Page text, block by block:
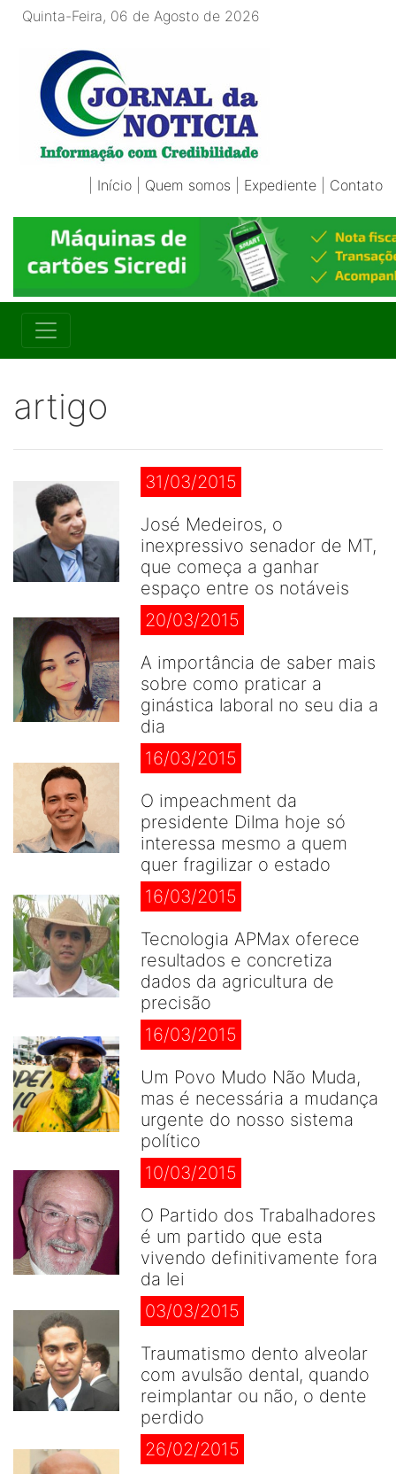
Quinta-Feira, 06 de Agosto de 2026
Início Quem somos Expediente Contato
artigo
31/03/2015
José Medeiros, o
inexpressivo senador de MT,
que começa a ganhar
espaço entre os notáveis
20/03/2015
A importância de saber mais
sobre como praticar a
ginástica laboral no seu dia a
dia
16/03/2015
O impeachment da
presidente Dilma hoje só
interessa mesmo a quem
quer fragilizar o estado
16/03/2015
Tecnologia APMax oferece
resultados e concretiza
dados da agricultura de
precisão
16/03/2015
Um Povo Mudo Não Muda,
mas é necessária a mudança
urgente do nosso sistema
político
10/03/2015
O Partido dos Trabalhadores
é um partido que esta
vivendo definitivamente fora
da lei
03/03/2015
Traumatismo dento alveolar
com avulsão dental, quando
reimplantar ou não, o dente
perdido
26/02/2015